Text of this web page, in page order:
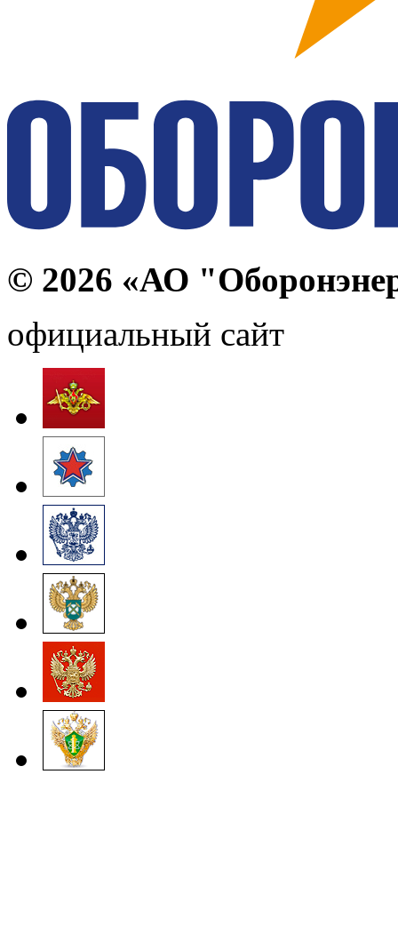
© 2026 «АО
официальный сайт